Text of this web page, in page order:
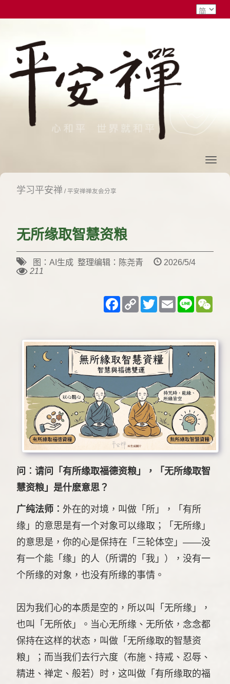
学习平安禅/平安禅禅友会分享
无所缘取智慧资粮
图：AI生成 整理编辑：陈尧青
2026/5/4
211
Facebook
Copy
Link
TwitterEmailLine
问︰请问「有所缘取福德资粮」，「无所缘取智
慧资粮」是什麽意思？
广纯法师︰ 外在的对境，叫做「所」，「有所
缘」的意思是有一个对象可以缘取；「无所缘」
的意思是，你的心是保持在「三轮体空」——没
有一个能「缘」的人（所谓的「我」），没有一
个所缘的对象，也没有所缘的事情。
因为我们心的本质是空的，所以叫「无所缘」，
也叫「无所依」。当心无所缘、无所依，念念都
保持在这样的状态，叫做「无所缘取的智慧资
粮」；而当我们去行六度（布施、持戒、忍辱、
精进、禅定、般若）时，这叫做「有所缘取的福